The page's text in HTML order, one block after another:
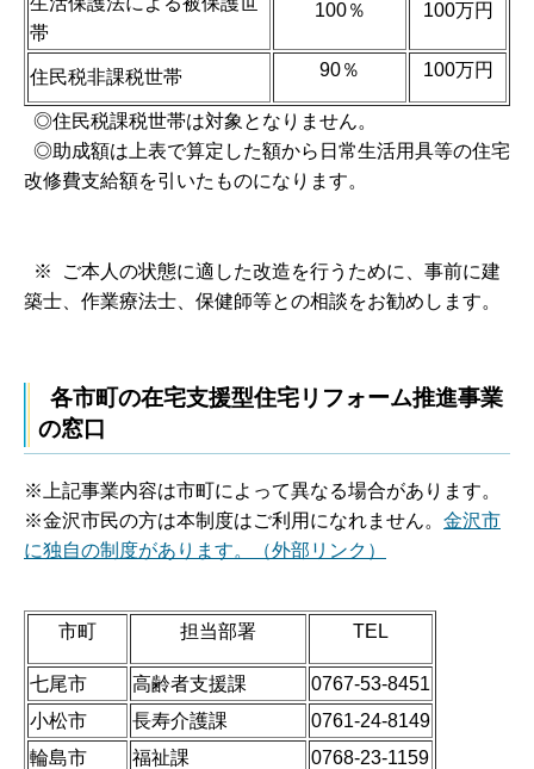
帯
100％ 100万円
住民税非課税世帯 90％ 100万円
◎住民税課税世帯は対象となりません。
◎助成額は上表で算定した額から日常生活用具等の住宅
改修費支給額を引いたものになります。
※ ご本人の状態に適した改造を行うために、事前に建
築士、作業療法士、保健師等との相談をお勧めします。
各市町の在宅支援型住宅リフォーム推進事業
の窓口
※上記事業内容は市町によって異なる場合があります。
※金沢市民の方は本制度はご利用になれません。 金沢市
に独自の制度があります。（外部リンク）
市町 担当部署 TEL
七尾市 高齢者支援課
0767-53-8451
小松市
長寿介護課
0761-24-8149
輪島市
福祉課
0768-23-1159